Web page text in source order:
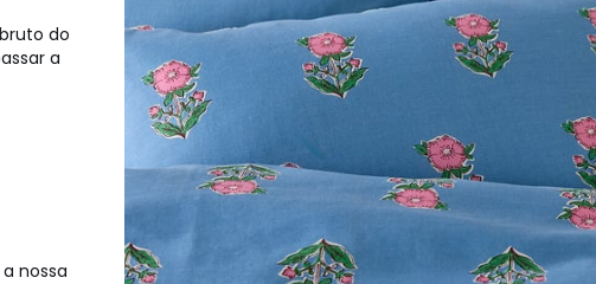
do
a
nossa